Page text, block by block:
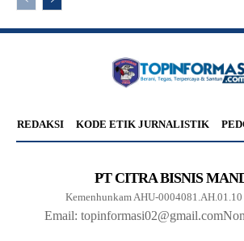
REDAKSI KODE ETIK JURNALISTIK
PT CITRA BISNIS
Kemenhunkam AHU-
Email: topinformasi02@gmail.com